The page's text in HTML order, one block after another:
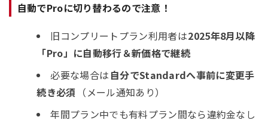
自動でProに切り替わるので注意！
旧コンプリートプラン利用者は2025年8月以降
「Pro」に自動移行＆新価格で継続
必要な場合は 自分でStandardへ事前に変更手
続き必須 （メール通知あり）
年間プラン中でも有料プラン間なら違約金なし